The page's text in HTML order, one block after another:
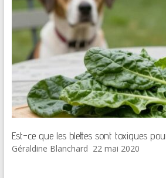
Est-ce que les blettes sont toxiques
Géraldine Blanchard 22 mai 2020